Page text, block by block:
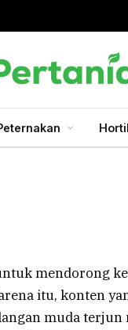
mendorong
itu, konten
muda terjun